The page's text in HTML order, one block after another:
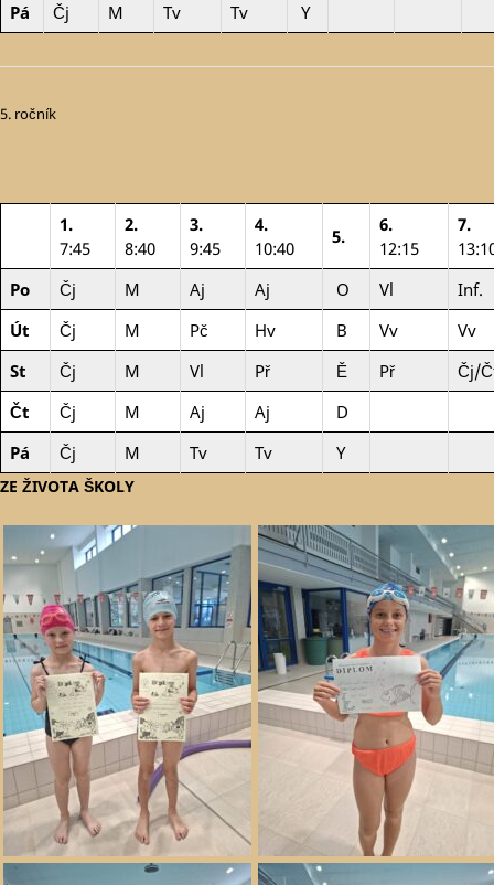
ZE ŽIVOTA ŠKOLY
Pá
Čj M Tv Tv Y
5. ročník
1.
7:45
2.
8:40
3.
9:45
4.
10:40
5.
6.
12:15
7.
Po
Čj M Aj Aj O Vl
Inf.
Út
Čj M Pč Hv B Vv
Vv
St
Čj M Vl Př Ě Př
Čj/
Čt
Čj M Aj Aj
D
Pá
Čj M Tv Tv Y